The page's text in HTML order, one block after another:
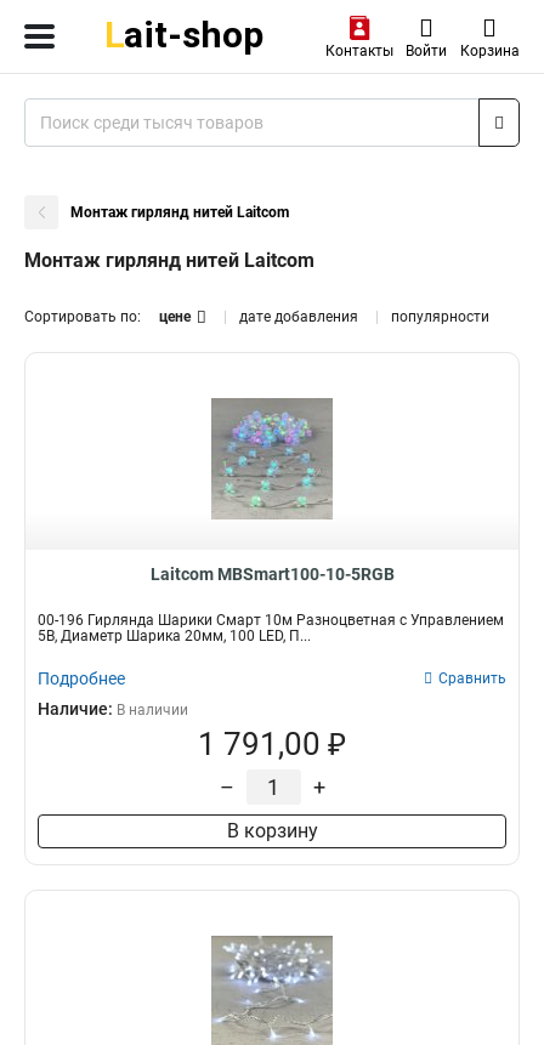
Контакты Войти Корзина
Монтаж гирлянд нитей Laitcom
Монтаж гирлянд нитей Laitcom
Сортировать по: цене дате добавления популярности
Laitcom MBSmart100-10-5RGB
00-196 Гирлянда Шарики Смарт 10м Разноцветная с Управлением
5В, Диаметр Шарика 20мм, 100 LED, П...
Подробнее Сравнить
Наличие: В наличии
1 791,00 ₽
– +
В корзину